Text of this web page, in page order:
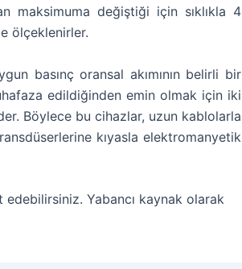
maksimuma değiştiği için sıklıkla 4
ölçeklenirler.
basınç oransal akımının belirli bir
edildiğinden emin olmak için iki
Böylece bu cihazlar, uzun kablolarla
kıyasla elektromanyetik
edebilirsiniz. Yabancı kaynak olarak